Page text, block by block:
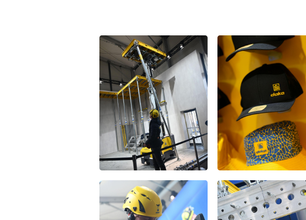
Open Open
Open Open